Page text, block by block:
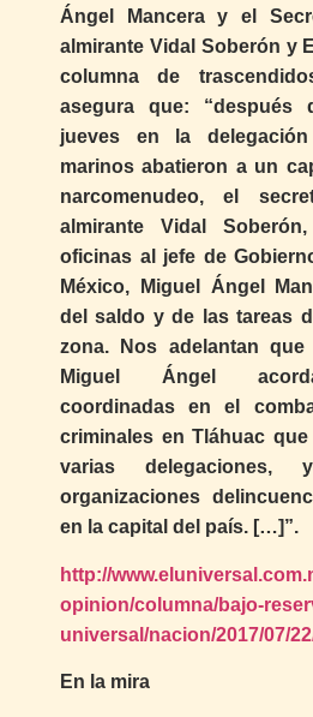
Ángel Mancera y el
almirante Vidal Soberón y
columna de
asegura que: “después
jueves en la
marinos abatieron a un
narcomenudeo, el
almirante Vidal
oficinas al jefe de
México, Miguel Ángel
del saldo y de las tareas
zona. Nos adelantan
Miguel Ángel
coordinadas en el
criminales en Tláhuac
varias
organizaciones
en la capital del país. […]”.
http://
opinion/columna/bajo-
universal/nacion/2017/07/
En la mira